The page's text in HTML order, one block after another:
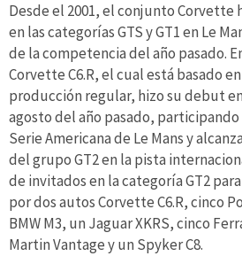
Desde el 2001, el conjunto Corvette
en las categorías GTS y GT1 en Le
de la competencia del año pasado.
Corvette C6.R, el cual está basado
producción regular, hizo su debut
agosto del año pasado,
Serie Americana de Le Mans y
del grupo GT2 en la pista
de invitados en la categoría GT2
por dos autos Corvette C6.R, cinco
BMW M3, un Jaguar XKRS, cinco
Martin Vantage y un Spyker C8.